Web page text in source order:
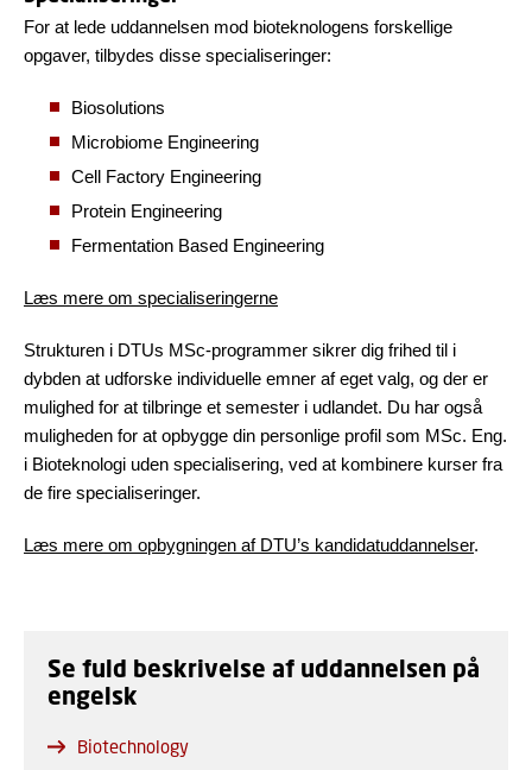
For at lede uddannelsen mod bioteknologens forskellige
opgaver, tilbydes disse specialiseringer:
Biosolutions
Microbiome Engineering
Cell Factory Engineering
Protein Engineering
Fermentation Based Engineering
Læs mere om specialiseringerne
Strukturen i DTUs MSc-programmer sikrer dig frihed til i
dybden at udforske individuelle emner af eget valg, og der er
mulighed for at tilbringe et semester i udlandet. Du har også
muligheden for at opbygge din personlige profil som MSc. Eng.
i Bioteknologi uden specialisering, ved at kombinere kurser fra
de fire specialiseringer.
Læs mere om opbygningen af DTU’s kandidatuddannelser.
Se fuld beskrivelse af uddannelsen på
engelsk
Biotechnology